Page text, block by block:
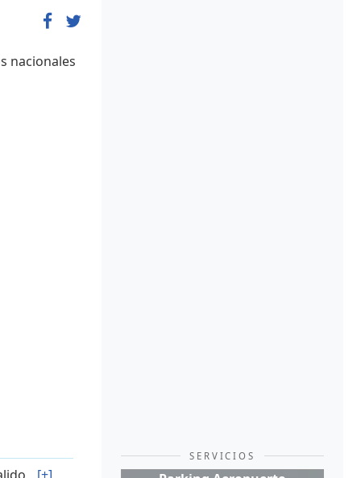
nacionales
SERVICIOS